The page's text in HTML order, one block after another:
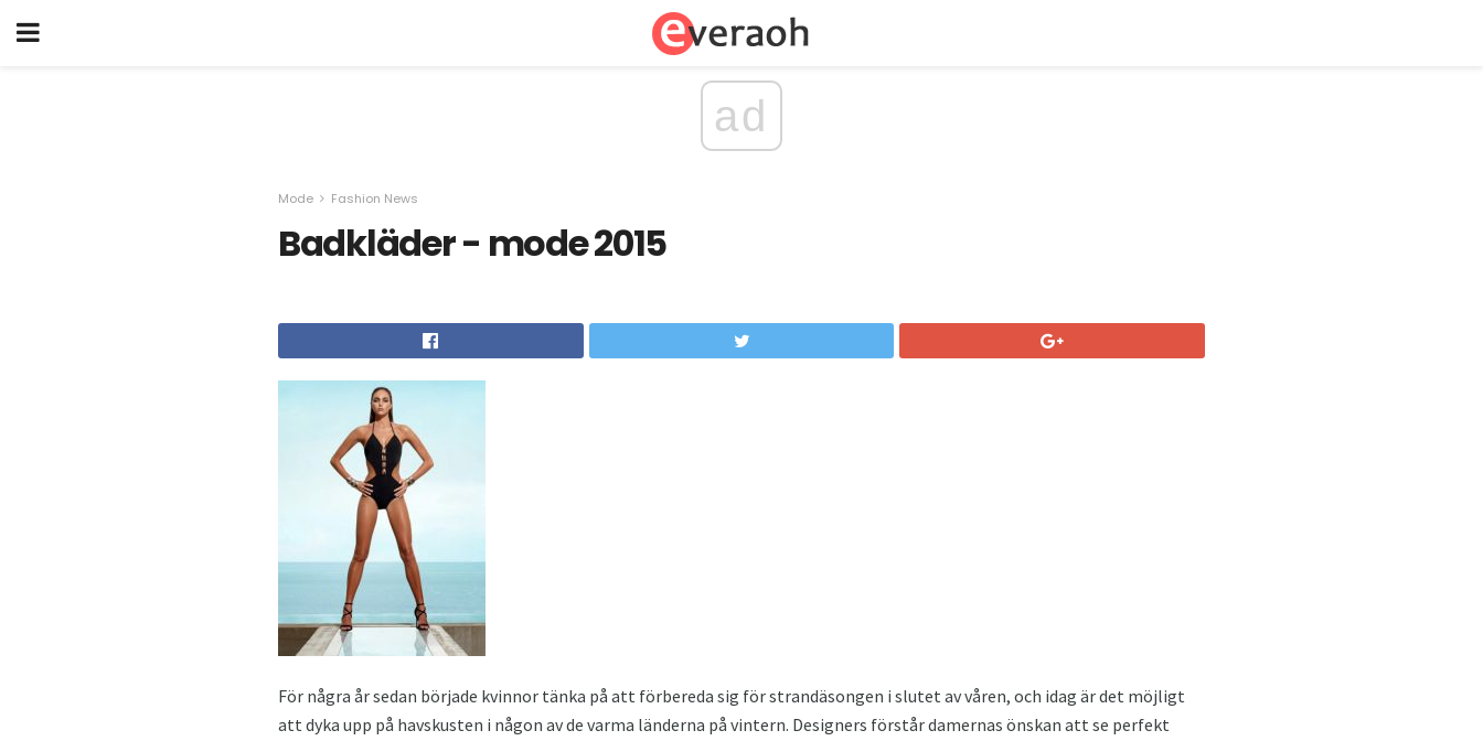
ad
Mode Fashion News
Badkläder - mode 2015
För några år sedan började kvinnor tänka på att förbereda sig för strandäsongen i slutet av våren, och idag är det möjligt
att dyka upp på havskusten i någon av de varma länderna på vintern. Designers förstår damernas önskan att se perfekt